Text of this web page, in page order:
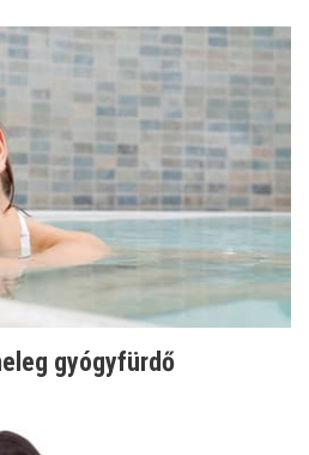
gyógyfürdő